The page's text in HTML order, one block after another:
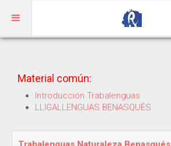
Aragonés
RIBAGORZANO
Material común:
Introducción Trabalenguas
LLIGALLENGUAS BENASQUÉS